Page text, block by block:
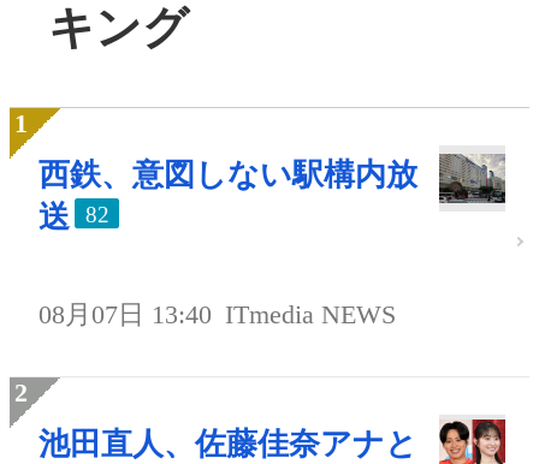
キング
西鉄、意図しない駅構内放
送
82
08月07日 13:40 ITmedia NEWS
池田直人、佐藤佳奈アナと